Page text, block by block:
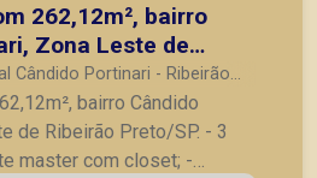
262,12m², bairro
Zona Leste de
Cândido Portinari - Ribeirão
bairro Cândido
Ribeirão Preto/SP. - 3
master com closet; -